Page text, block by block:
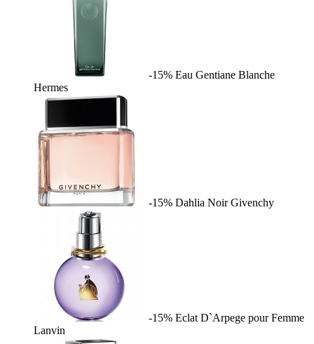
-15% Eau Gentiane Blanche
Hermes
-15% Dahlia Noir Givenchy
-15% Eclat D`Arpege pour Femme
Lanvin